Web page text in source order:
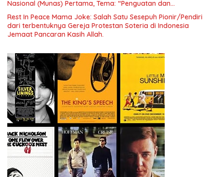
Nasional (Munas) Pertama, Tema: “Penguatan dan
Pengembangan Organisasi KBI yang Berbasis Riset di seluruh
Indonesia dan Mancanegara”.
Rest In Peace Mama Joke: Salah Satu Sesepuh Pionir/Pendiri
dari terbentuknya Gereja Protestan Soteria di Indonesia
Jemaat Pancaran Kasih Allah.